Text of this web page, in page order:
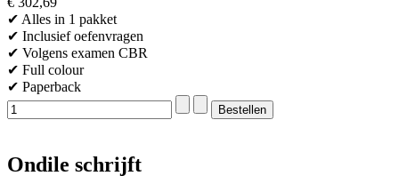
✔ Alles in 1 pakket
✔ Inclusief oefenvragen
✔ Volgens examen CBR
✔ Full colour
✔ Paperback
Ondile schrijft